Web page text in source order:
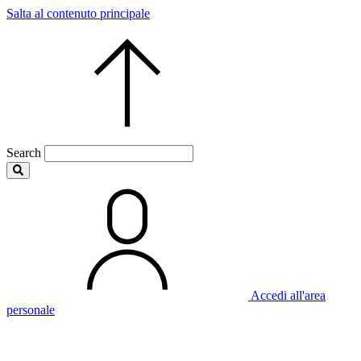
Salta al contenuto principale
Search
Accedi all'area
personale